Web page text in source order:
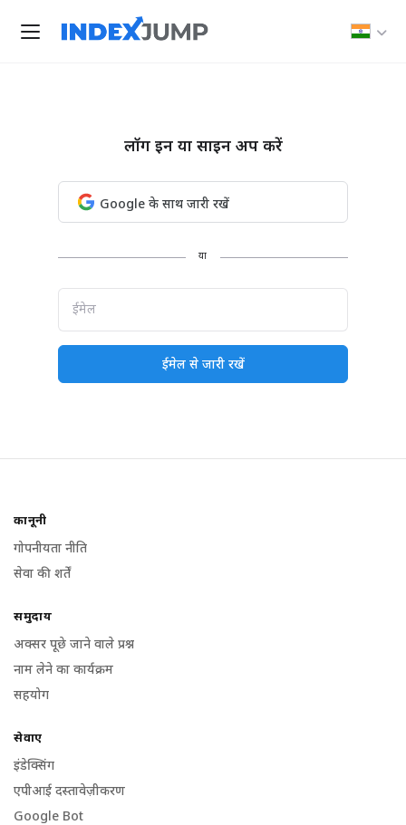
लॉग इन या साइन अप करें
Google के साथ जारी रखें
या
ईमेल
ईमेल से जारी रखें
कानूनी
गोपनीयता नीति
सेवा की शर्तें
समुदाय
अक्सर पूछे जाने वाले प्रश्न
नाम लेने का कार्यक्रम
सहयोग
सेवाएं
इंडेक्सिंग
एपीआई दस्तावेज़ीकरण
Google Bot